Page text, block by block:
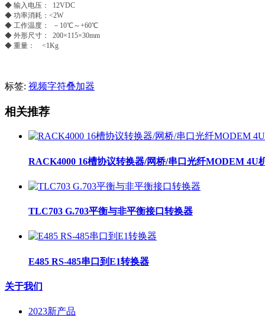
◆ 输入电压： 12VDC
◆ 功率消耗：<2W
◆ 工作温度： －10℃～+60℃
◆ 外形尺寸： 200×115×30mm
◆ 重量： <1Kg
标签: 视频字符叠加器
相关推荐
RACK4000 16槽协议转换器/网桥/串口光纤MODEM 4U
TLC703 G.703平衡与非平衡接口转换器
E485 RS-485串口到E1转换器
关于我们
2023新产品